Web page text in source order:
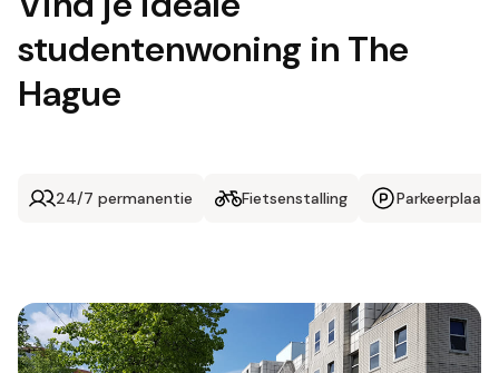
studentenwoning in The
Hague
24/7 permanentie Fietsenstalling Parkeerplaats